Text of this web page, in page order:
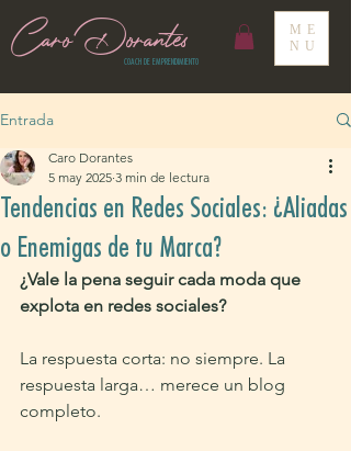
ME
NU
Caro Dorantes
COACH DE EMPRENDIMIENTO
Entrada
Tendencias en Redes Sociales: ¿Aliadas
o Enemigas de tu Marca?
Caro Dorantes
5 may 2025 3 min de lectura
¿Vale la pena seguir cada moda que
explota en redes sociales?
La respuesta corta: no siempre. La
respuesta larga… merece un blog
completo.